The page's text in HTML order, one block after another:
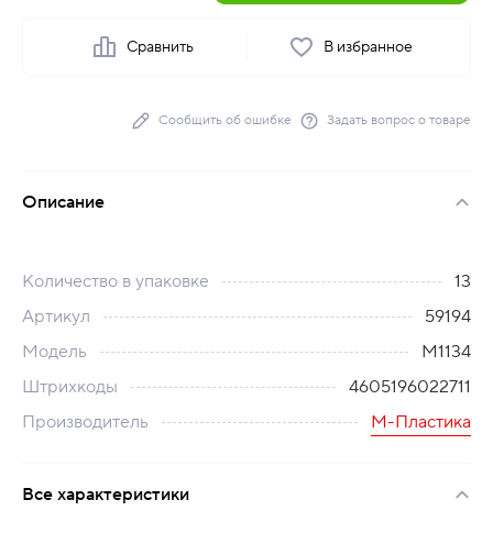
Сравнить В избранное
Сообщить об ошибке Задать вопрос о товаре
Описание
Количество в упаковке
13
Артикул
59194
Модель
М1134
Штрихкоды
4605196022711
Производитель
М-Пластика
Все характеристики